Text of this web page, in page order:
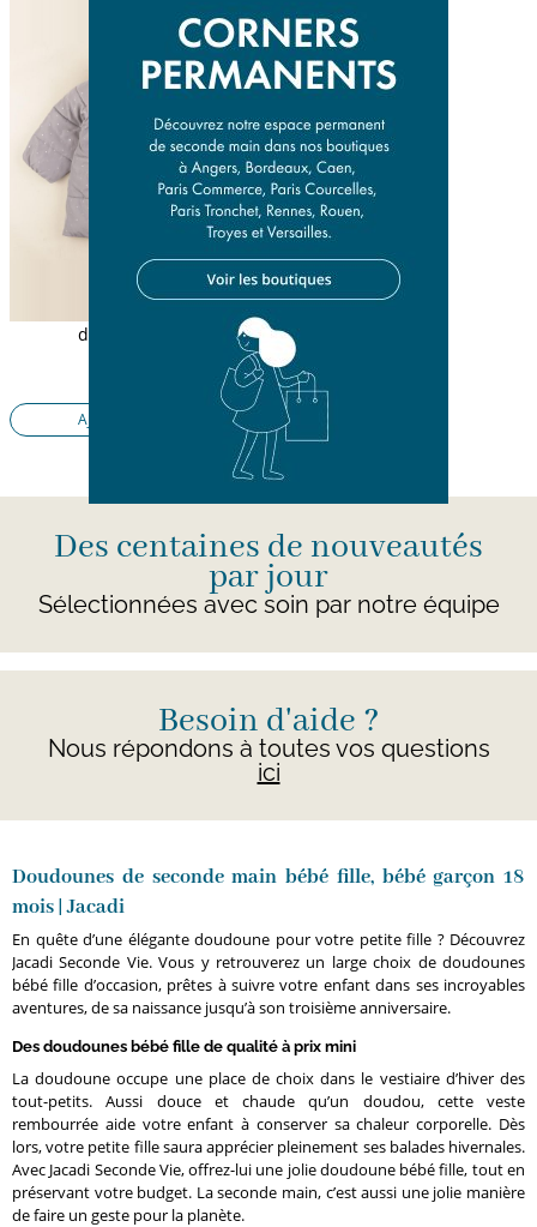
doudoune gris
Ajouter au panier
Des centaines de nouveautés
par jour
Sélectionnées avec soin par notre équipe
Besoin d'aide ?
Nous répondons à toutes vos questions
ici
Doudounes de seconde main bébé fille, bébé garçon 18
mois | Jacadi
En quête d’une élégante doudoune pour votre petite fille ? Découvrez
Jacadi Seconde Vie. Vous y retrouverez un large choix de doudounes
bébé fille d’occasion, prêtes à suivre votre enfant dans ses incroyables
aventures, de sa naissance jusqu’à son troisième anniversaire.
Des doudounes bébé fille de qualité à prix mini
La doudoune occupe une place de choix dans le vestiaire d’hiver des
tout-petits. Aussi douce et chaude qu’un doudou, cette veste
rembourrée aide votre enfant à conserver sa chaleur corporelle. Dès
lors, votre petite fille saura apprécier pleinement ses balades hivernales.
Avec Jacadi Seconde Vie, offrez-lui une jolie doudoune bébé fille, tout en
préservant votre budget. La seconde main, c’est aussi une jolie manière
de faire un geste pour la planète.